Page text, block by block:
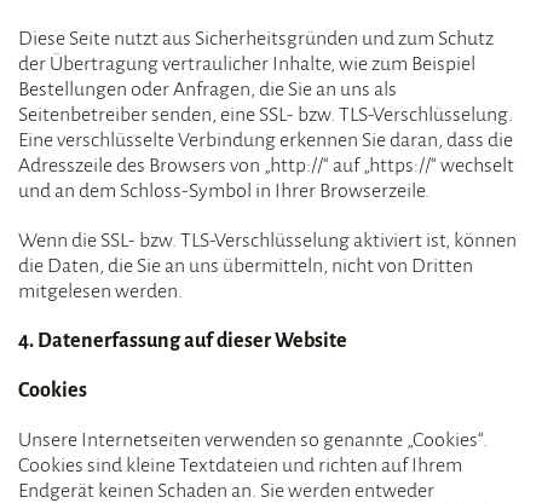
Diese Seite nutzt aus Sicherheitsgründen und zum Schutz
der Übertragung vertraulicher Inhalte, wie zum Beispiel
Bestellungen oder Anfragen, die Sie an uns als
Seitenbetreiber senden, eine SSL- bzw. TLS-Verschlüsselung.
Eine verschlüsselte Verbindung erkennen Sie daran, dass die
Adresszeile des Browsers von „http://“ auf „https://“ wechselt
und an dem Schloss-Symbol in Ihrer Browserzeile.
Wenn die SSL- bzw. TLS-Verschlüsselung aktiviert ist, können
die Daten, die Sie an uns übermitteln, nicht von Dritten
mitgelesen werden.
4. Datenerfassung auf dieser Website
Cookies
Unsere Internetseiten verwenden so genannte „Cookies“.
Cookies sind kleine Textdateien und richten auf Ihrem
Endgerät keinen Schaden an. Sie werden entweder